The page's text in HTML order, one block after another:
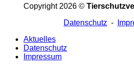
Copyright 2026 ©
Datenschutz -
Aktuelles
Datenschutz
Impressum